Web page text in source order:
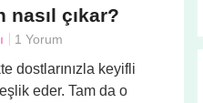
çıkar?
1 Yorum
dostlarınızla keyifli
eder. Tam da o